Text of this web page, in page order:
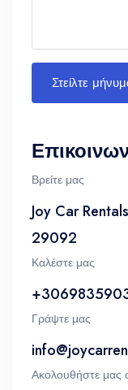
Στείλτε
Βρείτε μας
Joy Car
29092
Καλέστε μας
Γράψτε μας
Ακολουθήστε μας